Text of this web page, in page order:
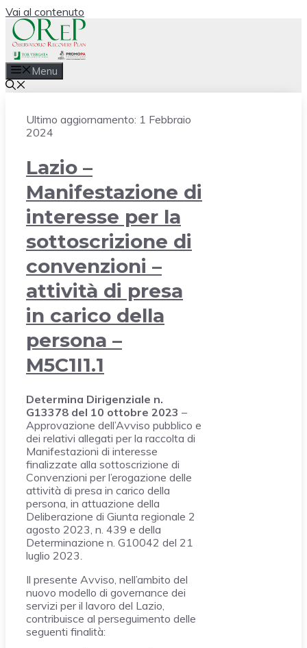
Vai al contenuto
Menu
Ultimo aggiornamento: 1 Febbraio
2024
Lazio –
Manifestazione di
interesse per la
sottoscrizione di
convenzioni –
attività di presa
in carico della
persona –
M5C1I1.1
Determina Dirigenziale n.
G13378 del 10 ottobre 2023 –
Approvazione dell’Avviso pubblico e
dei relativi allegati per la raccolta di
Manifestazioni di interesse
finalizzate alla sottoscrizione di
Convenzioni per l’erogazione delle
attività di presa in carico della
persona, in attuazione della
Deliberazione di Giunta regionale 2
agosto 2023, n. 439 e della
Determinazione n. G10042 del 21
luglio 2023.
Il presente Avviso, nell’ambito del
nuovo modello di governance dei
servizi per il lavoro del Lazio,
contribuisce al perseguimento delle
seguenti finalità: